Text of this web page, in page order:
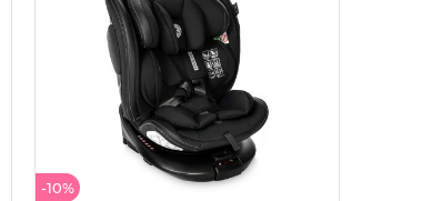
-10%